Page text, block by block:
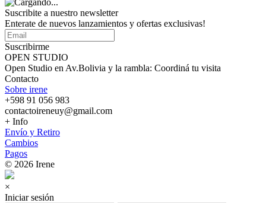
Suscribite a nuestro newsletter
Enterate de nuevos lanzamientos y ofertas exclusivas!
Suscribirme
OPEN STUDIO
Open Studio en Av.Bolivia y la rambla: Coordiná tu visita
Contacto
Sobre irene
+598 91 056 983
contactoireneuy@gmail.com
+ Info
Envío y Retiro
Cambios
Pagos
© 2026 Irene
×
Iniciar sesión